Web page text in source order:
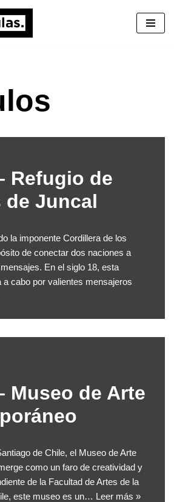
Refugio de
de Juncal
la imponente Cordillera de los
de conectar dos naciones a
En el siglo 18, esta
a cabo por valientes mensajeros
Museo de Arte
de Chile, el Museo de Arte
como un faro de creatividad y
de la Facultad de Artes de la
este museo es un… Leer más »